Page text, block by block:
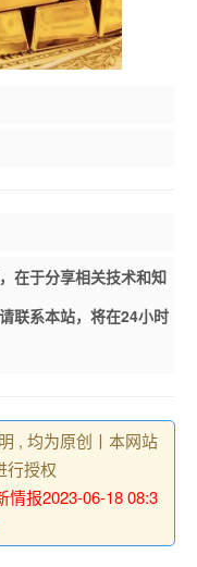
在于分享相关技术和知
联系本站，将在24小时
, 均为原创丨本网站
行授权
情报2023-06-18 08:3